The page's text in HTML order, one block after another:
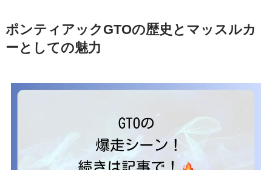
ポンティアックGTOの歴史とマッスルカ
ーとしての魅力